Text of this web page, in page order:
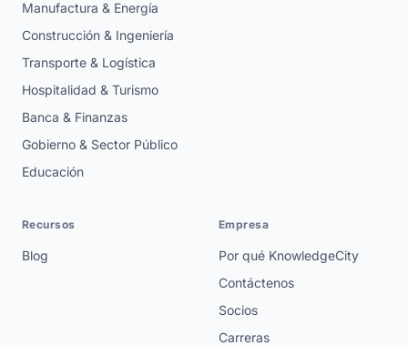
Manufactura & Energía
Construcción & Ingeniería
Transporte & Logística
Hospitalidad & Turismo
Banca & Finanzas
Gobierno & Sector Público
Educación
Recursos
Blog
Empresa
Por qué KnowledgeCity
Contáctenos
Socios
Carreras